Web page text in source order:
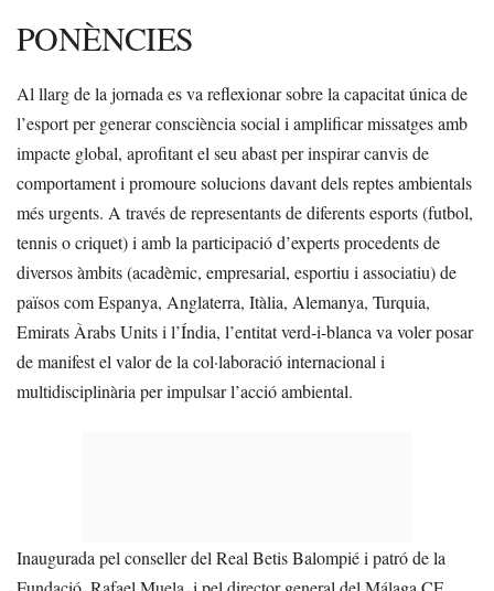
PONÈNCIES
Al llarg de la jornada es va reflexionar sobre la capacitat única de
l’esport per generar consciència social i amplificar missatges amb
impacte global, aprofitant el seu abast per inspirar canvis de
comportament i promoure solucions davant dels reptes ambientals
més urgents. A través de representants de diferents esports (futbol,
tennis o criquet) i amb la participació d’experts procedents de
diversos àmbits (acadèmic, empresarial, esportiu i associatiu) de
països com Espanya, Anglaterra, Itàlia, Alemanya, Turquia,
Emirats Àrabs Units i l’Índia, l’entitat verd-i-blanca va voler posar
de manifest el valor de la col·laboració internacional i
multidisciplinària per impulsar l’acció ambiental.
Inaugurada pel conseller del Real Betis Balompié i patró de la